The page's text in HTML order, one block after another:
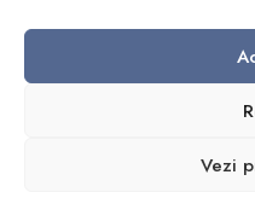
Vezi
Copyright